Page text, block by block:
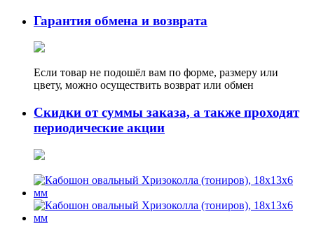
Гарантия обмена и возврата
Если товар не подошёл вам по форме, размеру или
цвету, можно осуществить возврат или обмен
Скидки от суммы заказа, а также проходят
периодические акции